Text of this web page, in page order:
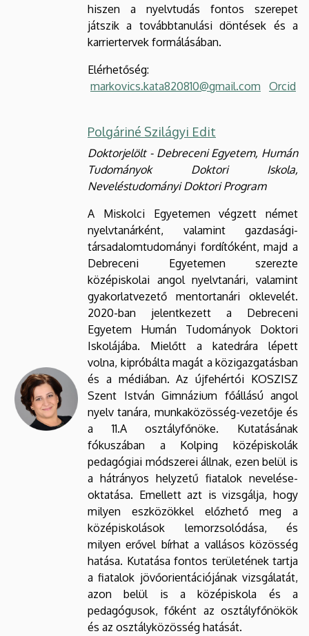
hiszen a nyelvtudás fontos szerepet
játszik a továbbtanulási döntések és a
karriertervek formálásában.
Elérhetőség:
markovics.kata820810@gmail.com
Orcid
Polgáriné Szilágyi Edit
Doktorjelölt - Debreceni Egyetem, Humán
Tudományok Doktori Iskola,
Neveléstudományi Doktori Program
A Miskolci Egyetemen végzett német
nyelvtanárként, valamint gazdasági-
társadalomtudományi fordítóként, majd a
Debreceni Egyetemen szerezte
középiskolai angol nyelvtanári, valamint
gyakorlatvezető mentortanári oklevelét.
2020-ban jelentkezett a Debreceni
Egyetem Humán Tudományok Doktori
Iskolájába. Mielőtt a katedrára lépett
volna, kipróbálta magát a közigazgatásban
és a médiában. Az újfehértói KOSZISZ
Szent István Gimnázium főállású angol
nyelv tanára, munkaközösség-vezetője és
a 11.A osztályfőnöke. Kutatásának
fókuszában a Kolping középiskolák
pedagógiai módszerei állnak, ezen belül is
a hátrányos helyzetű fiatalok nevelése-
oktatása. Emellett azt is vizsgálja, hogy
milyen eszközökkel előzhető meg a
középiskolások lemorzsolódása, és
milyen erővel bírhat a vallásos közösség
hatása. Kutatása fontos területének tartja
a fiatalok jövőorientációjának vizsgálatát,
azon belül is a középiskola és a
pedagógusok, főként az osztályfőnökök
és az osztályközösség hatását.